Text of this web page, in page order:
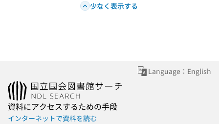
少なく表示する
Language：English
資料にアクセスするための手段
インターネットで資料を読む